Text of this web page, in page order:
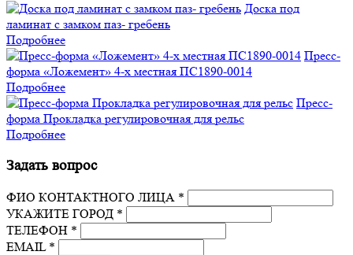
Доска под
ламинат с замком паз- гребень
Подробнее
Пресс-
форма «Ложемент» 4-х местная ПС1890-0014
Подробнее
Пресс-
форма Прокладка регулировочная для рельс
Подробнее
Задать вопрос
ФИО КОНТАКТНОГО ЛИЦА *
УКАЖИТЕ ГОРОД *
ТЕЛЕФОН *
EMAIL *